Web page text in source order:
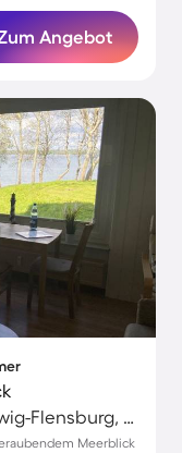
Angebot
Glücksburg (Ostsee), Schleswig-Flensburg, Deutschland
Meerblick